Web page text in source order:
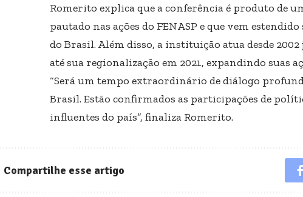
Romerito explica que a conferência é produto de
pautado nas ações do FENASP e que vem
do Brasil. Além disso, a instituição atua desde
até sua regionalização em 2021, expandindo suas
“Será um tempo extraordinário de diálogo
Brasil. Estão confirmados as participações de
influentes do país”, finaliza Romerito.
Compartilhe esse artigo